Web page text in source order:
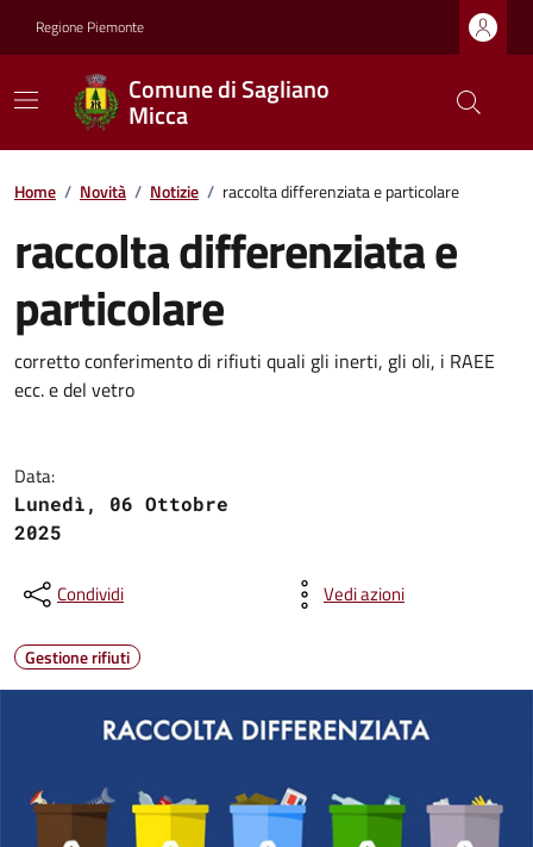
Regione Piemonte
Comune di Sagliano
Micca
Home / Novità / Notizie / raccolta differenziata e particolare
raccolta differenziata e
particolare
corretto conferimento di rifiuti quali gli inerti, gli oli, i RAEE
ecc. e del vetro
Data:
Lunedì, 06 Ottobre
2025
Condividi Vedi azioni
Gestione rifiuti